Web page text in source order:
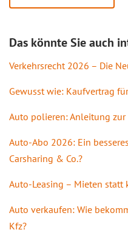
Das könnte Sie auch
Verkehrsrecht 2026 – Die
Gewusst wie: Kaufvertrag
Auto polieren: Anleitung
Auto-Abo 2026: Ein
Carsharing & Co.?
Auto-Leasing – Mieten statt
Auto verkaufen: Wie
Kfz?